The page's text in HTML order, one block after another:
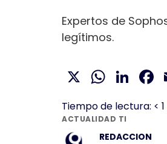
X
Tiempo de lectura: < 1
ACTUALIDAD TI
Expertos de
legítimos.
REDACCION